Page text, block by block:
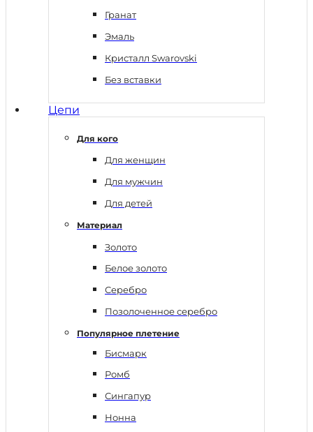
Гранат
Эмаль
Кристалл Swarovski
Без вставки
Цепи
Для кого
Для женщин
Для мужчин
Для детей
Материал
Золото
Белое золото
Серебро
Позолоченное серебро
Популярное плетение
Бисмарк
Ромб
Сингапур
Нонна